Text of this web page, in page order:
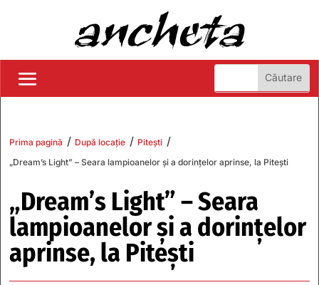
Prima pagină / După locație / Pitești /
„Dream’s Light” – Seara lampioanelor și a dorințelor aprinse, la Pitești
„Dream’s Light” – Seara
lampioanelor și a dorințelor
aprinse, la Pitești